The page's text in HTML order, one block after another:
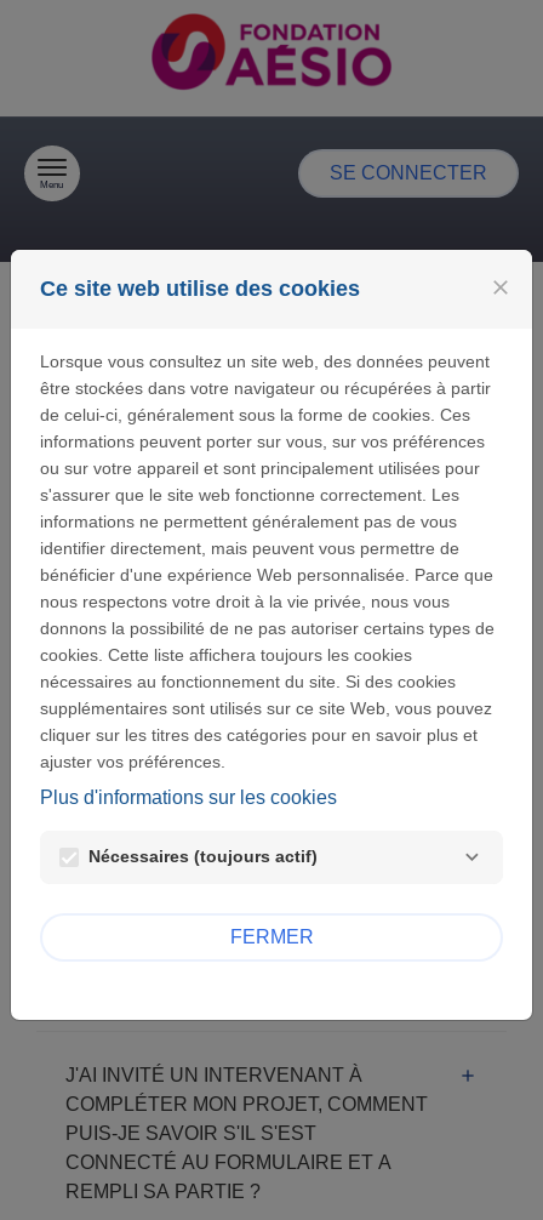
Menu
SE CONNECTER
FAQ
J'AI CLIQUÉ SUR "MOT DE PASSE
PERDU ?" MAIS JE NE REÇOIS PAS
L'EMAIL CONTENANT LE LIEN
PERMETTANT DE DÉFINIR UN
NOUVEAU MOT DE PASSE.
J'AI CLIQUÉ SUR "MOT DE PASSE
PERDU ?" MAIS JE REÇOIS UN
MESSAGE D'ERREUR QUAND JE
CLIQUE SUR LE LIEN REÇU PAR
EMAIL.
JE CLIQUE SUR "ECRAN SUIVANT"
RESTE SUR LA MÊME PAGE.
J'AI INVITÉ UN INTERVENANT À
COMPLÉTER MON PROJET, COMMENT
PUIS-JE SAVOIR S'IL S'EST
CONNECTÉ AU FORMULAIRE ET A
REMPLI SA PARTIE ?
Ce site web utilise des cookies close
Lorsque vous consultez un site web, des données peuvent
être stockées dans votre navigateur ou récupérées à partir
de celui-ci, généralement sous la forme de cookies. Ces
informations peuvent porter sur vous, sur vos préférences
ou sur votre appareil et sont principalement utilisées pour
s'assurer que le site web fonctionne correctement. Les
informations ne permettent généralement pas de vous
identifier directement, mais peuvent vous permettre de
bénéficier d'une expérience Web personnalisée. Parce que
nous respectons votre droit à la vie privée, nous vous
donnons la possibilité de ne pas autoriser certains types de
cookies. Cette liste affichera toujours les cookies
nécessaires au fonctionnement du site. Si des cookies
supplémentaires sont utilisés sur ce site Web, vous pouvez
cliquer sur les titres des catégories pour en savoir plus et
ajuster vos préférences.
Plus d'informations sur les cookies
Nécessaires (toujours actif)
FERMER